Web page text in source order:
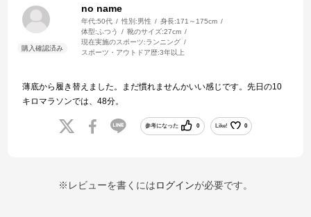
no name
年代:50代 性別:男性 身長:171～175cm
体型: ふつう 靴のサイズ:27cm
現在実施のスポーツ:ランニング
スポーツ・アウトドア歴:3年以上
薄底から履き替えました。まだ慣れませんかいい感じです。先日の10
キロマラソンでは、48分。
参考になった 0 Like! 0
※レビューを書くにはログインが必要です。